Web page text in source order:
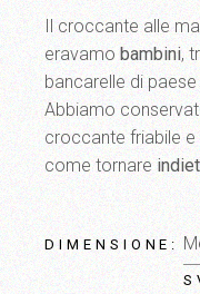
Il croccante alle
eravamo bambini,
bancarelle di
Abbiamo
croccante friabile
come tornare
DIMENSIONE